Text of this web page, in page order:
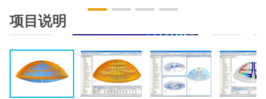
探索工具
特殊解决方案
AI 支持助理
免费支持与服务
需要帮助吗？访问免费的支持选项，包括全天候人工智
能协助、电子邮件支持和网络研讨会。
通过网课深入掌握工程技巧
加入行业领导者，探索结构工程和软件的解决方案。通
过我们的现场课程提升您的技能！
查看下场网课
参考
学生与学校
信息娱乐
关于我们
参考
职业发展
职位
项目说明